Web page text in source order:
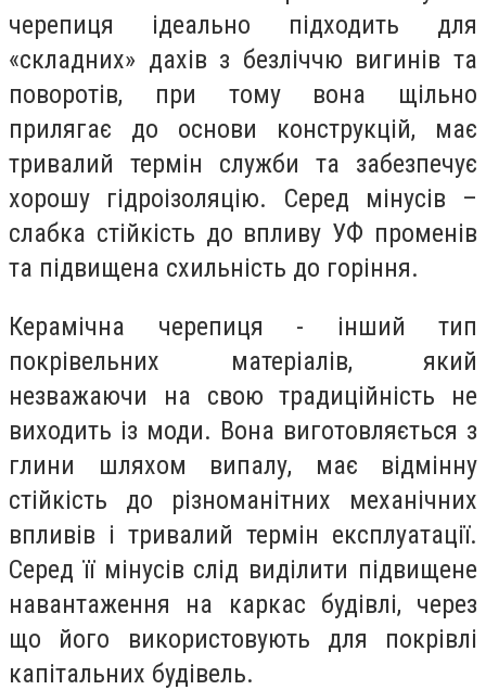
черепиця ідеально підходить для
«складних» дахів з безліччю вигинів та
поворотів, при тому вона щільно
прилягає до основи конструкцій, має
тривалий термін служби та забезпечує
хорошу гідроізоляцію. Серед мінусів –
слабка стійкість до впливу УФ променів
та підвищена схильність до горіння.
Керамічна черепиця - інший тип
покрівельних матеріалів, який
незважаючи на свою традиційність не
виходить із моди. Вона виготовляється з
глини шляхом випалу, має відмінну
стійкість до різноманітних механічних
впливів і тривалий термін експлуатації.
Серед її мінусів слід виділити підвищене
навантаження на каркас будівлі, через
що його використовують для покрівлі
капітальних будівель.